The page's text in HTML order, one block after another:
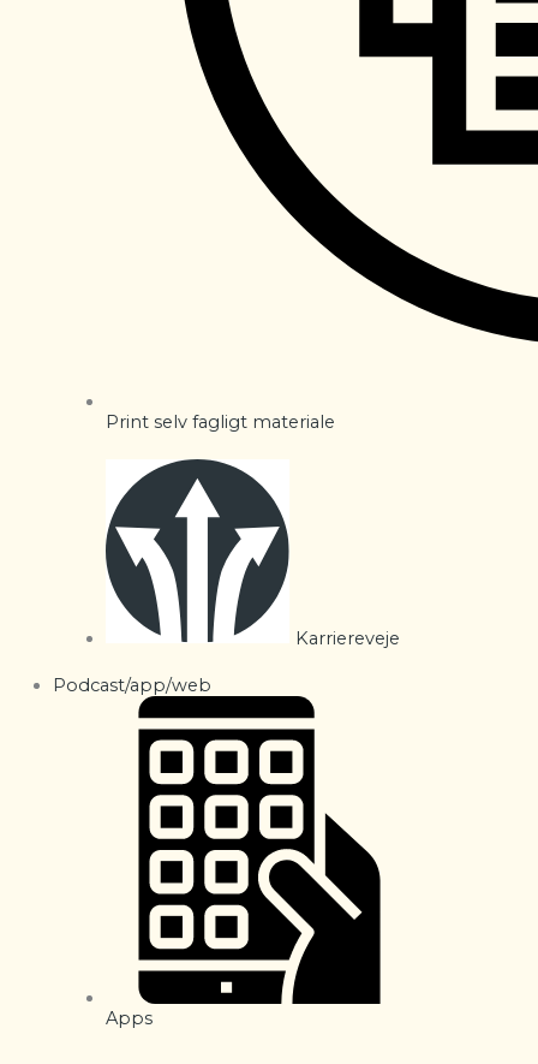
Print selv fagligt materiale
Karriereveje
Podcast/app/web
Apps